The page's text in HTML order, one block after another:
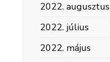
2022. augusztus
2022. július
2022. május